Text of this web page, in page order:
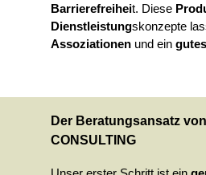
Barrierefreiheit. Diese
Dienstleistungskonzepte
Assoziationen und ein
Der Beratungsansatz
CONSULTING